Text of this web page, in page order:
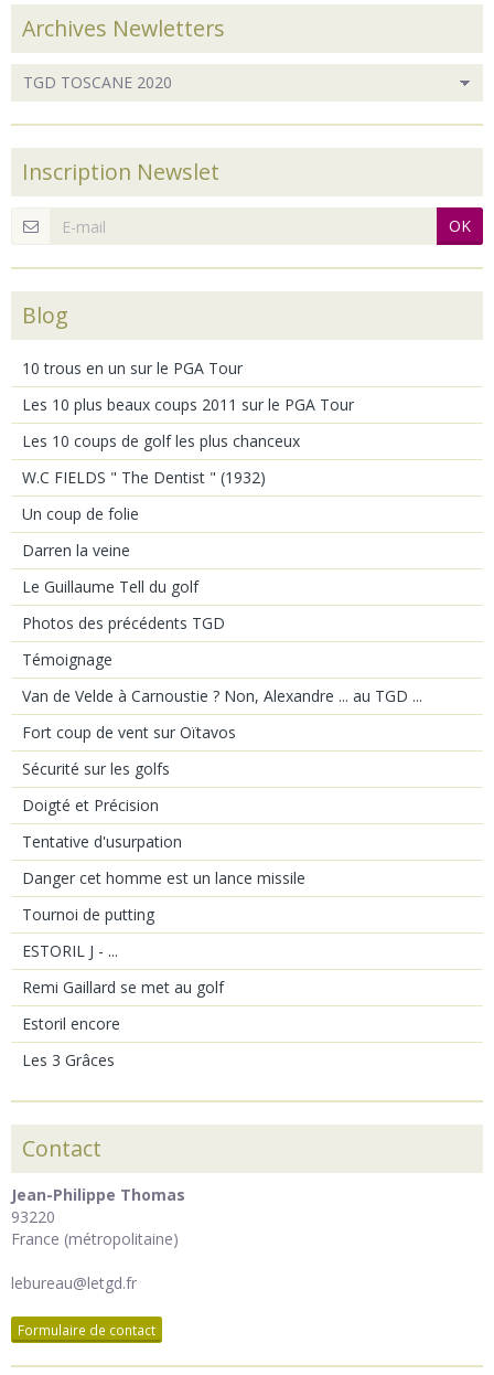
Archives Newletters
Inscription Newslet
OK
Blog
10 trous en un sur le PGA Tour
Les 10 plus beaux coups 2011 sur le PGA Tour
Les 10 coups de golf les plus chanceux
W.C FIELDS " The Dentist " (1932)
Un coup de folie
Darren la veine
Le Guillaume Tell du golf
Photos des précédents TGD
Témoignage
Van de Velde à Carnoustie ? Non, Alexandre ... au TGD ...
Fort coup de vent sur Oïtavos
Sécurité sur les golfs
Doigté et Précision
Tentative d'usurpation
Danger cet homme est un lance missile
Tournoi de putting
ESTORIL J - ...
Remi Gaillard se met au golf
Estoril encore
Les 3 Grâces
Contact
Jean-Philippe Thomas
93220
France (métropolitaine)
lebureau@letgd.fr
Formulaire de contact